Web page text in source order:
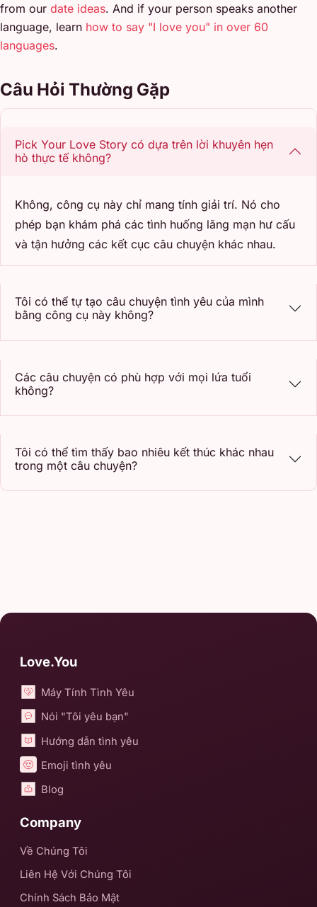
from our date ideas. And if your person speaks another
language, learn how to say "I love you" in over 60
languages.
Câu Hỏi Thường Gặp
Pick Your Love Story có dựa trên lời khuyên hẹn
hò thực tế không?
Không, công cụ này chỉ mang tính giải trí. Nó cho
phép bạn khám phá các tình huống lãng mạn hư cấu
và tận hưởng các kết cục câu chuyện khác nhau.
Tôi có thể tự tạo câu chuyện tình yêu của mình
bằng công cụ này không?
Các câu chuyện có phù hợp với mọi lứa tuổi
không?
Tôi có thể tìm thấy bao nhiêu kết thúc khác nhau
trong một câu chuyện?
Love.You
Máy Tính Tình Yêu
Nói "Tôi yêu bạn"
Hướng dẫn tình yêu
Emoji tình yêu
Blog
Company
Về Chúng Tôi
Liên Hệ Với Chúng Tôi
Chính Sách Bảo Mật